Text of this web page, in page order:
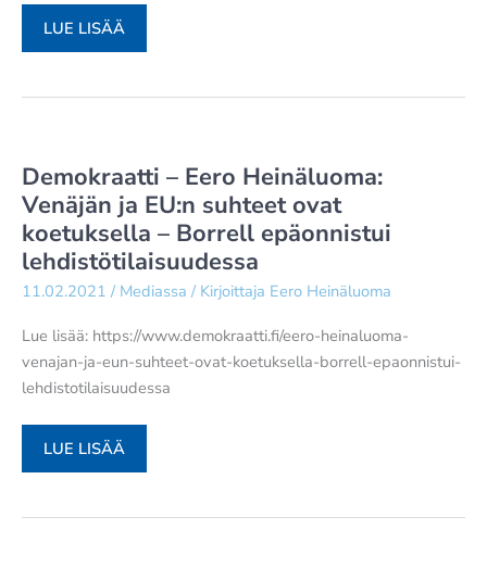
MAASEUDUN
TULEVAISUUS
SUOMALAISMEPIT
VAIKUTUSVALTAISEN
METSÄPÄÄTTÄJÄN
–
”HÄN
LISTASI
MIKSI
HUOMATTAVA
OSA
ON
NIIN
KUNNOSSA”
LUE LISÄÄ
Demokraatti – Eero Heinäluoma:
Venäjän ja EU:n suhteet ovat
koetuksella – Borrell epäonnistui
lehdistötilaisuudessa
11.02.2021 / Mediassa / Kirjoittaja Eero Heinäluoma
Lue lisää: https://www.demokraatti.fi/eero-heinaluoma-
venajan-ja-eun-suhteet-ovat-koetuksella-borrell-epaonnistui-
lehdistotilaisuudessa
DEMOKRAATTI
–
HEINÄLUOMA:
LUE LISÄÄ